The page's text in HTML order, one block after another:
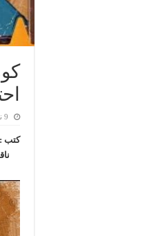
9 نوفمبر، 2020
كتب :